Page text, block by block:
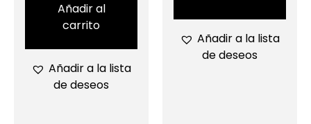
Añadir al
carrito
Añadir a la lista
de deseos
Añadir a la lista
de deseos